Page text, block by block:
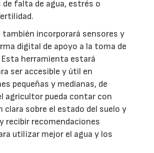
falta de agua, estrés o
también incorporará sensores y
digital de apoyo a la toma de
herramienta estará
ser accesible y útil en
pequeñas y medianas, de
agricultor pueda contar con
clara sobre el estado del suelo y
recibir recomendaciones
utilizar mejor el agua y los